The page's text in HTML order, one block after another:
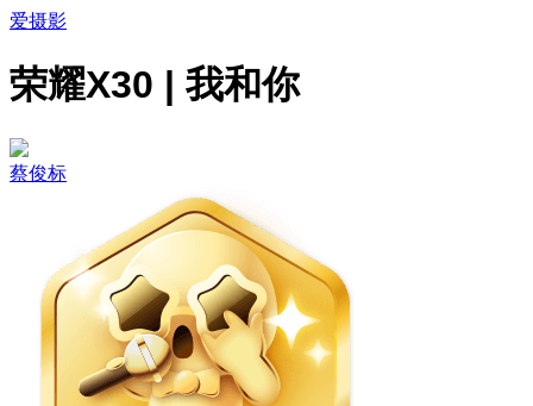
爱摄影
荣耀X30 | 我和你
蔡俊标